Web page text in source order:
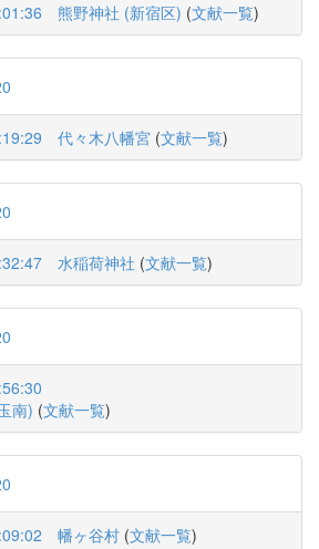
熊野神社 (新宿区) (文献一覧)
代々木八幡宮 (文献一覧)
水稲荷神社 (文献一覧)
南) (文献一覧)
幡ヶ谷村 (文献一覧)